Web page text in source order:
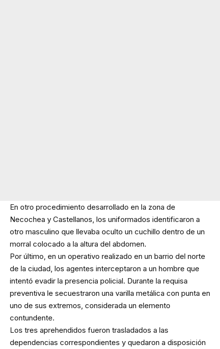
En otro procedimiento desarrollado en la zona de
Necochea y Castellanos, los uniformados identificaron a
otro masculino que llevaba oculto un cuchillo dentro de un
morral colocado a la altura del abdomen.
Por último, en un operativo realizado en un barrio del norte
de la ciudad, los agentes interceptaron a un hombre que
intentó evadir la presencia policial. Durante la requisa
preventiva le secuestraron una varilla metálica con punta en
uno de sus extremos, considerada un elemento
contundente.
Los tres aprehendidos fueron trasladados a las
dependencias correspondientes y quedaron a disposición